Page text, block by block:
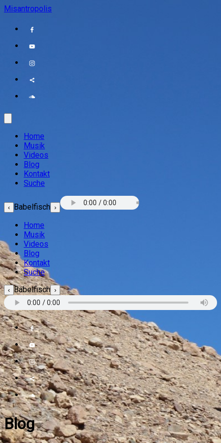
Misantropolis
Home
Musik
Videos
Blog
Kontakt
Suche
‹ Babelfisch ›
Home
Musik
Videos
Blog
Kontakt
Suche
‹ Babelfisch ›
Blog